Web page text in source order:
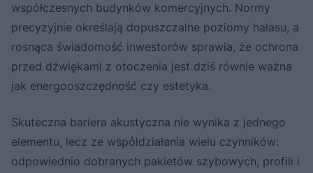
współczesnych budynków komercyjnych. Normy
precyzyjnie określają dopuszczalne poziomy hałasu, a
rosnąca świadomość inwestorów sprawia, że ochrona
przed dźwiękami z otoczenia jest dziś równie ważna
jak energooszczędność czy estetyka.
Skuteczna bariera akustyczna nie wynika z jednego
elementu, lecz ze współdziałania wielu czynników:
odpowiednio dobranych pakietów szybowych, profili i